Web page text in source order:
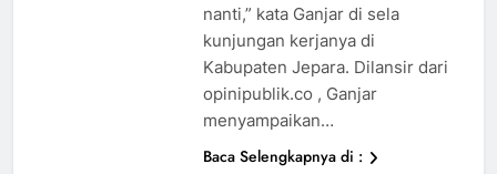
nanti,” kata Ganjar di sela
kunjungan kerjanya di
Kabupaten Jepara. Dilansir dari
opinipublik.co , Ganjar
menyampaikan…
Baca Selengkapnya di :